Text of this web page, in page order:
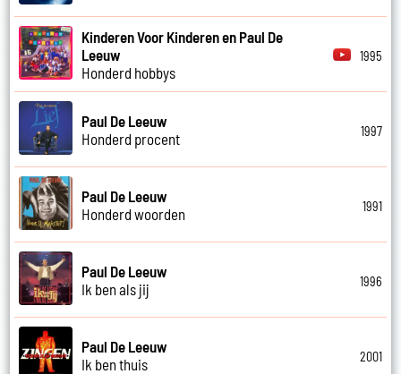
Kinderen Voor Kinderen en Paul De
Leeuw
Honderd hobbys
1995
Paul De Leeuw
Honderd procent
1997
Paul De Leeuw
Honderd woorden
1991
Paul De Leeuw
Ik ben als jij
1996
Paul De Leeuw
Ik ben thuis
2001